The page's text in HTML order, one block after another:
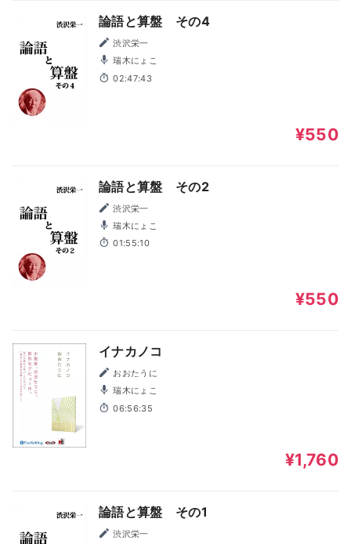
論語と算盤 その4
渋沢栄一
瑞木にょこ
02:47:43
¥550
論語と算盤 その2
渋沢栄一
瑞木にょこ
01:55:10
¥550
イナカノコ
おおたうに
瑞木にょこ
06:56:35
¥1,760
論語と算盤 その1
渋沢栄一